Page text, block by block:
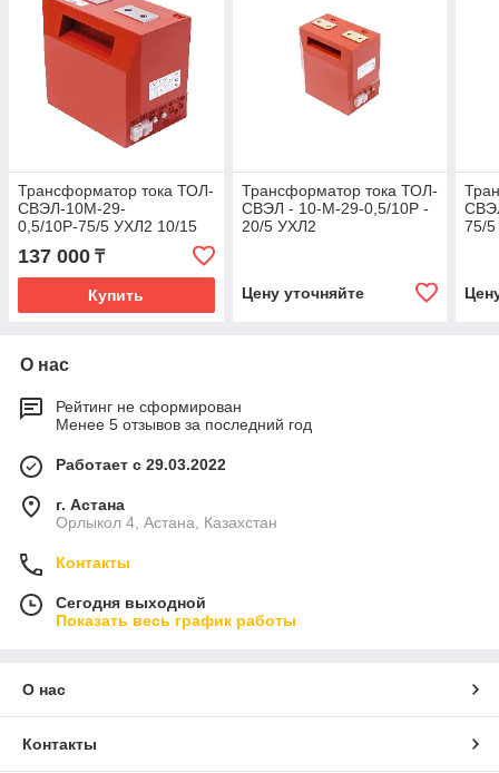
Трансформатор тока ТОЛ-
СВЭЛ-10М-29-
0,5/10Р-75/5 УХЛ2 10/15
137 000 ₸
Купить
Трансформатор тока ТОЛ-
СВЭЛ - 10-М-29-0,5/10Р -
20/5 УХЛ2
Цену уточняйте
75/
О нас
Рейтинг не сформирован
Менее 5 отзывов за последний год
Работает с 29.03.2022
г. Астана
Орлыкол 4, Астана, Казахстан
Контакты
Сегодня выходной
Показать весь график работы
О нас
Контакты